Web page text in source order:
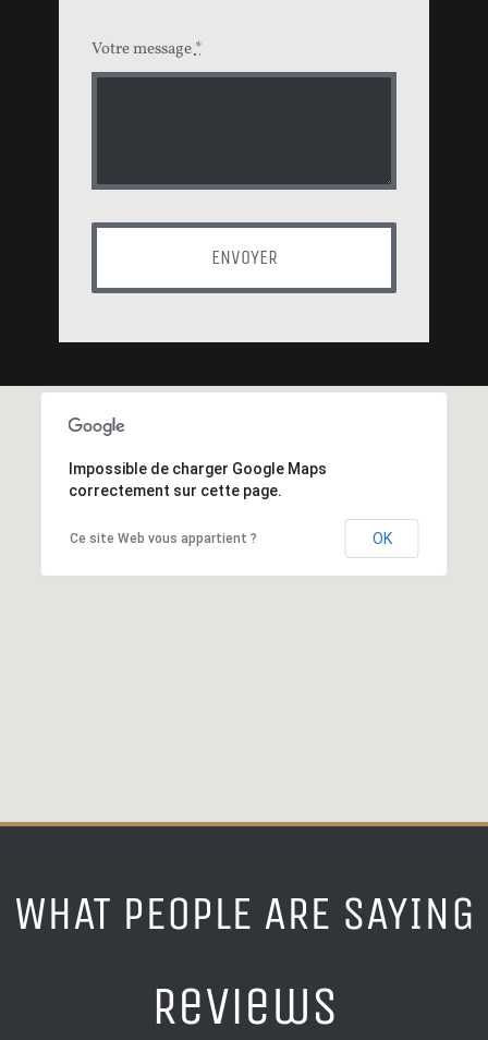
Votre message*
ENVOYER
Impossible de charger Google Maps
correctement sur cette page.
Ce site Web vous appartient ? OK
WHAT PEOPLE ARE SAYING
Reviews